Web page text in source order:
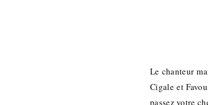
Le chanteur
Cigale et
passez votre